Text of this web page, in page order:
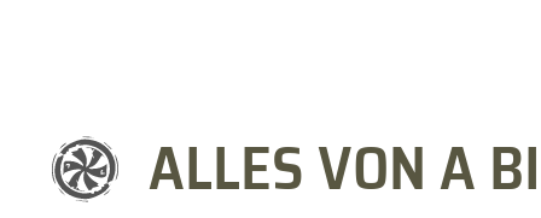
ALLES VON A